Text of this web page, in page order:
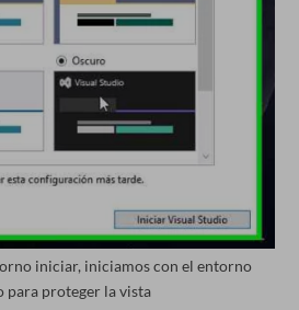
iniciar, iniciamos con el entorno
para proteger la vista